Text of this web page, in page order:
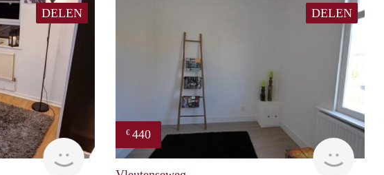
DELEN
Woning
DELEN
€ 440